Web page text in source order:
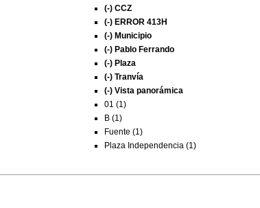
(-) CCZ
(-) ERROR 413H
(-) Municipio
(-) Pablo Ferrando
(-) Plaza
(-) Tranvía
(-) Vista panorámica
01 (1)
B (1)
Fuente (1)
Plaza Independencia (1)